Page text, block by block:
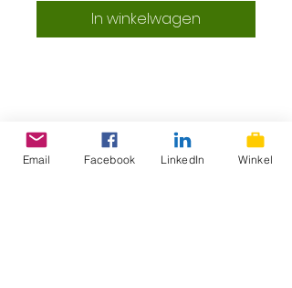
In winkelwagen
ProLokaal – Eerlijk, lokaal &
superlekker
Email Facebook LinkedIn Winkel